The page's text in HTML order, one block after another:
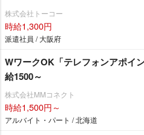
株式会社トーコー
時給1,300円
派遣社員 / 大阪府
WワークOK「テレフォンアポイ
給1500～
株式会社MMコネクト
時給1,500円～
アルバイト・パート / 北海道